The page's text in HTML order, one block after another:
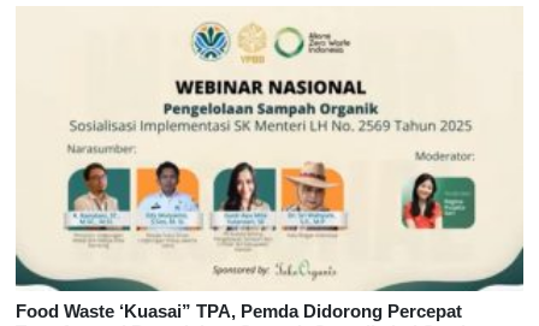
Food Waste ‘Kuasai” TPA, Pemda Didorong Percepat